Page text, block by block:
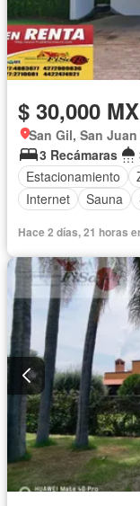
$ 30,000
San Gil, San
3 Recámaras
Estacionamiento
Internet
Sauna
Hace 2 días, 21 horas